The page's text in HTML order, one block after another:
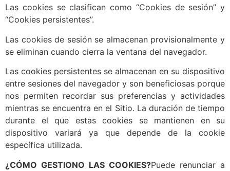
Las cookies se clasifican como “Cookies de sesión” y
“Cookies persistentes”.
Las cookies de sesión se almacenan provisionalmente y
se eliminan cuando cierra la ventana del navegador.
Las cookies persistentes se almacenan en su dispositivo
entre sesiones del navegador y son beneficiosas porque
nos permiten recordar sus preferencias y actividades
mientras se encuentra en el Sitio. La duración de tiempo
durante el que estas cookies se mantienen en su
dispositivo variará ya que depende de la cookie
específica utilizada.
¿CÓMO GESTIONO LAS COOKIES?Puede renunciar a